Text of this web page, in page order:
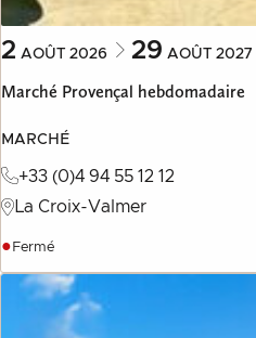
2 AOÛT 2026 29 AOÛT 2027
Marché Provençal hebdomadaire
MARCHÉ
+33 (0)4 94 55 12 12
La Croix-Valmer
● Fermé